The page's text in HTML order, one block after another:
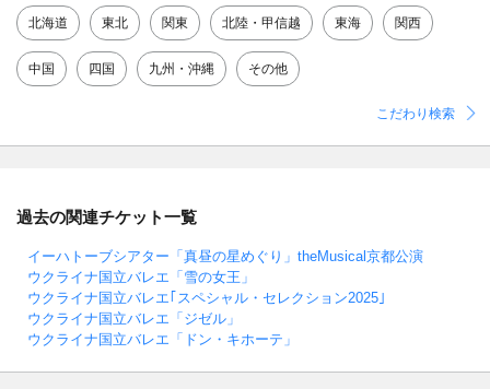
北海道 東北 関東 北陸・甲信越 東海 関西
中国 四国 九州・沖縄 その他
こだわり検索
過去の関連チケット一覧
イーハトーブシアター「真昼の星めぐり」theMusical京都公演
ウクライナ国立バレエ「雪の女王」
ウクライナ国立バレエ｢スペシャル・セレクション2025｣
ウクライナ国立バレエ「ジゼル」
ウクライナ国立バレエ「ドン・キホーテ」